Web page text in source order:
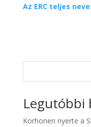
Az ERC teljes
Legutóbbi
Korhonen nyerte a